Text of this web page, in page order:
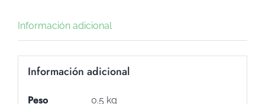
cantidad
Información adicional
Información adicional
Peso 0.5 kg